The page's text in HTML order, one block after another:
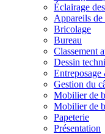
Éclairage
Appareils de
Bricolage
Bureau
Classement
Dessin
Gestion du
Mobilier de
Mobilier de
Papeterie
Présentation